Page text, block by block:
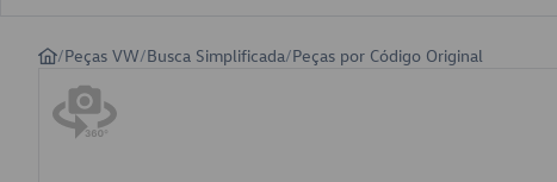
/Peças VW/Busca Simplificada/Peças por Código Original